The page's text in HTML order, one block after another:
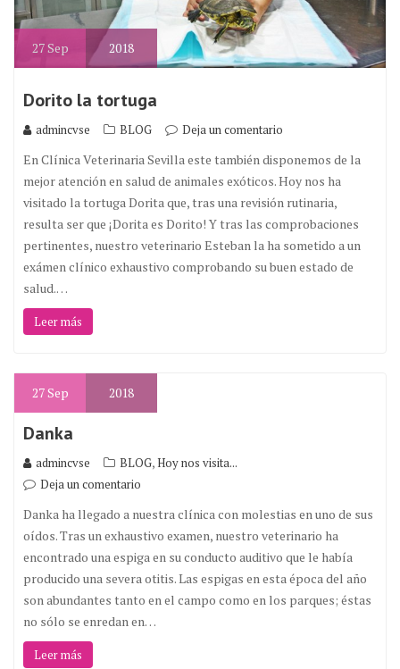
27Sep 2018
Dorito la tortuga
admincvse BLOG Deja un comentario
En Clínica Veterinaria Sevilla este también disponemos de la
mejor atención en salud de animales exóticos. Hoy nos ha
visitado la tortuga Dorita que, tras una revisión rutinaria,
resulta ser que ¡Dorita es Dorito! Y tras las comprobaciones
pertinentes, nuestro veterinario Esteban la ha sometido a un
exámen clínico exhaustivo comprobando su buen estado de
salud.…
Leer más
27Sep 2018
Danka
admincvse BLOG,Hoy nos visita...
Deja un comentario
Danka ha llegado a nuestra clínica con molestias en uno de sus
oídos. Tras un exhaustivo examen, nuestro veterinario ha
encontrado una espiga en su conducto auditivo que le había
producido una severa otitis. Las espigas en esta época del año
son abundantes tanto en el campo como en los parques; éstas
no sólo se enredan en…
Leer más